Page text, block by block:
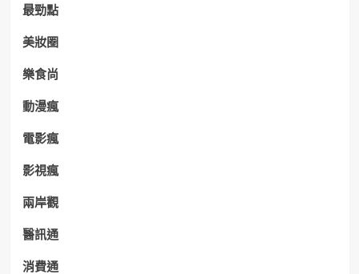
最勁點
美妝圈
樂食尚
動漫瘋
電影瘋
影視瘋
兩岸觀
醫訊通
消費通